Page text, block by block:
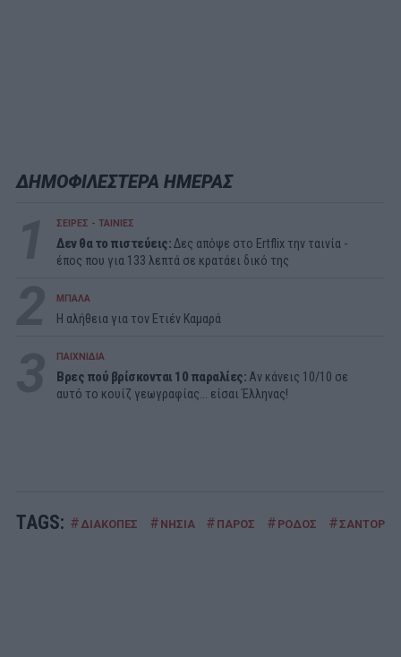
ΔΗΜΟΦΙΛΕΣΤΕΡΑ ΗΜΕΡΑΣ
ΣΕΙΡΕΣ - ΤΑΙΝΙΕΣ
Δεν θα το πιστεύεις:Δες απόψε στο Ertflix την ταινία -
έπος που για 133 λεπτά σε κρατάει δικό της
ΜΠΑΛΑ
Η αλήθεια για τον Ετιέν Καμαρά
ΠΑΙΧΝΙΔΙΑ
Βρες πού βρίσκονται 10 παραλίες: Αν κάνεις 10/10 σε
αυτό το κουίζ γεωγραφίας... είσαι Έλληνας!
TAGS: # ΔΙΑΚΟΠΕΣ # ΝΗΣΙΑ # ΠΑΡΟΣ # ΡΟΔΟΣ #